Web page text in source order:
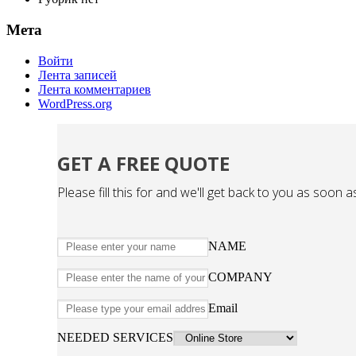
Мета
Войти
Лента записей
Лента комментариев
WordPress.org
GET A FREE QUOTE
Please fill this for and we'll get back to you as soon
NAME
COMPANY
Email
NEEDED SERVICES